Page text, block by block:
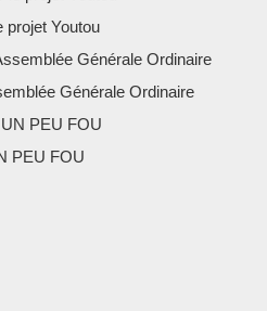
projet Youtou
Générale Ordinaire
PEU FOU